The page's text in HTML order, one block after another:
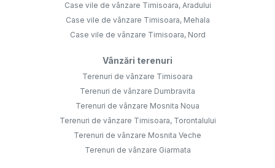
Case vile de vânzare Timisoara, Aradului
Case vile de vânzare Timisoara, Mehala
Case vile de vânzare Timisoara, Nord
Vânzări terenuri
Terenuri de vânzare Timisoara
Terenuri de vânzare Dumbravita
Terenuri de vânzare Mosnita Noua
Terenuri de vânzare Timisoara, Torontalului
Terenuri de vânzare Mosnita Veche
Terenuri de vânzare Giarmata